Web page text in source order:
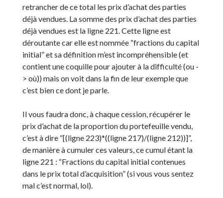
retrancher de ce total les prix d’achat des parties
déjà vendues. La somme des prix d’achat des parties
déjà vendues est la ligne 221. Cette ligne est
déroutante car elle est nommée “fractions du capital
initial” et sa définition m’est incompréhensible (et
contient une coquille pour ajouter à la difficulté (ou -
> où)) mais on voit dans la fin de leur exemple que
c’est bien ce dont je parle.
Il vous faudra donc, à chaque cession, récupérer le
prix d’achat de la proportion du portefeuille vendu,
c’est à dire “[(ligne 223)*((ligne 217)/(ligne 212))]”,
de manière à cumuler ces valeurs, ce cumul étant la
ligne 221 : “Fractions du capital initial contenues
dans le prix total d’acquisition” (si vous vous sentez
mal c’est normal, lol).